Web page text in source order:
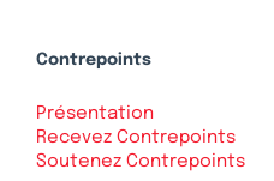
Contrepoints
Présentation
Recevez Contrepoints
Soutenez Contrepoints